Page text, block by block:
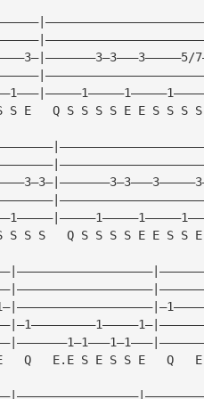
S E   Q S S S S E E S S S
S S S   Q S S S S E E S S
Q   E.E S E S S E   Q